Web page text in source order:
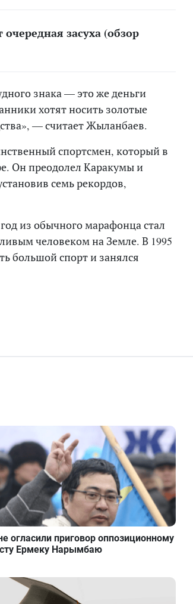
засуха (обзор
знака — это же деньги
хотят носить золотые
— считает Жыланбаев.
спортсмен, который в
Он преодолел Каракумы и
семь рекордов,
из обычного марафонца стал
человеком на Земле. В 1995
большой спорт и занялся
огласили приговор оппозиционному
Ермеку Нарымбаю